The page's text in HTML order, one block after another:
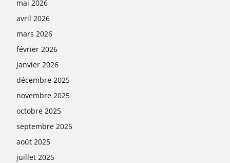
mai 2026
avril 2026
mars 2026
février 2026
janvier 2026
décembre 2025
novembre 2025
octobre 2025
septembre 2025
août 2025
juillet 2025